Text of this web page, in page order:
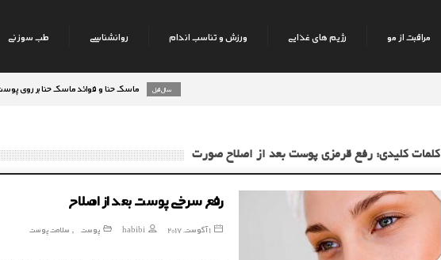
مراقبت از مو رژیم های غذایی ورزش و تناسب اندام روانشناسی طب سوزنی
ماسک حنا و فوائد ماسک حنا بر روی پوست صورت
کلمات کلیدی: رفع قرمزی پوست بعد از اصلاح صورت
رفع سرخی پوست بعد از اصلاح
1 آگوست, 2017 habibi پوست , سلامت پوست